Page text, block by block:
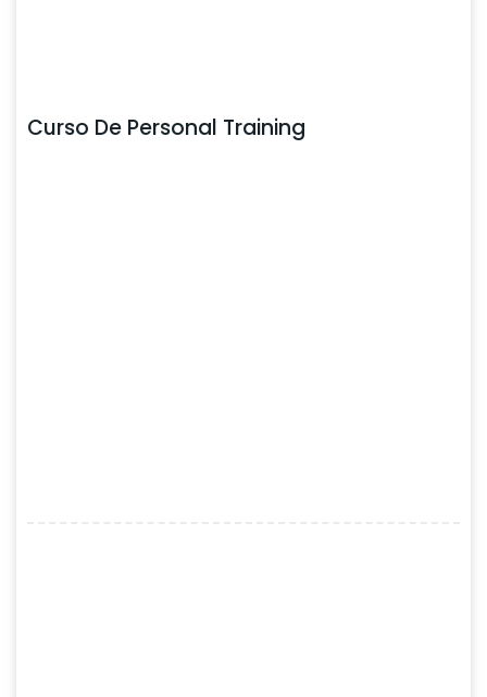
Curso De Personal Training